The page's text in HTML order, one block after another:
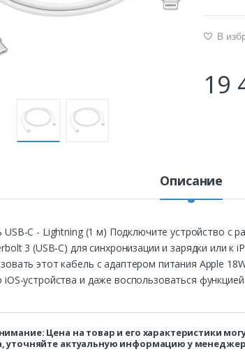
g В
19
Описание
USB-C - Lightning (1 м) Подключите устройство с
3 (USB-C) для синхронизации и зарядки или
этот кабель с адаптером питания Apple
iOS-устройства и даже воспользоваться
Цена на товар и его характеристики
уточняйте актуальную информацию у